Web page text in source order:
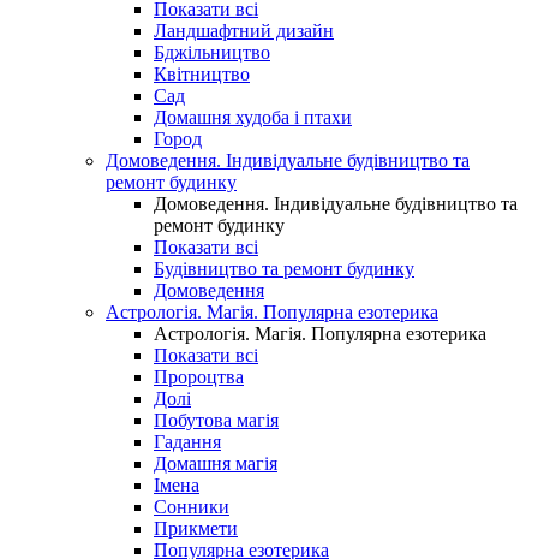
Показати всі
Ландшафтний дизайн
Бджільництво
Квітництво
Сад
Домашня худоба і птахи
Город
Домоведення. Індивідуальне будівництво та
ремонт будинку
Домоведення. Індивідуальне будівництво та
ремонт будинку
Показати всі
Будівництво та ремонт будинку
Домоведення
Астрологія. Магія. Популярна езотерика
Астрологія. Магія. Популярна езотерика
Показати всі
Пророцтва
Долі
Побутова магія
Гадання
Домашня магія
Імена
Сонники
Прикмети
Популярна езотерика